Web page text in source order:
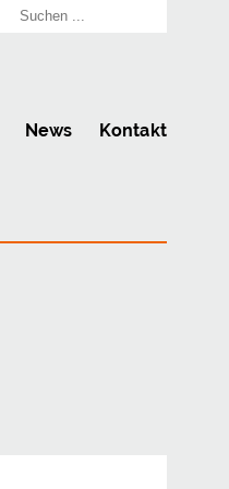
News Kontakt